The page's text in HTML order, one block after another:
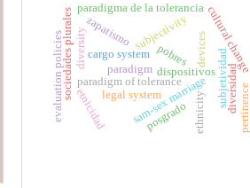
cargo system
dispositivos
pobres
subjectivity
subjetividad
sam-sex marriage
paradigm of tolerance
paradigma de la tolerancia cultural change
devices
ethnicity
etnicidadlegal system
zapatismo
paradigm
sociedades plurales
evaluation policies diversity
diversidadpertinence
posgrado